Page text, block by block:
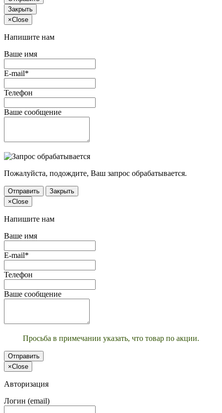
Закрыть
×Close
Напишите нам
Ваше имя
E-mail*
Телефон
Ваше сообщение
Пожалуйста, подождите, Ваш запрос обрабатывается.
Отправить
Закрыть
×Close
Напишите нам
Ваше имя
E-mail*
Телефон
Ваше сообщение
Просьба в примечании указать, что товар по акции.
Отправить
×Close
Авторизация
Логин (email)